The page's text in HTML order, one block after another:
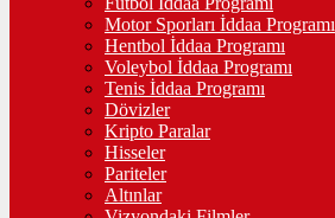
Motor Sporları İddaa Programı
Hentbol İddaa Programı
Voleybol İddaa Programı
Tenis İddaa Programı
Dövizler
Kripto Paralar
Hisseler
Pariteler
Altınlar